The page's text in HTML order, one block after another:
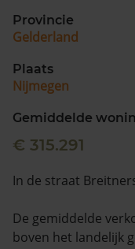
Provincie
Gelderland
Plaats
Nijmegen
Gemiddelde
€ 315.291
In de straat
De gemiddelde
boven het landelijk